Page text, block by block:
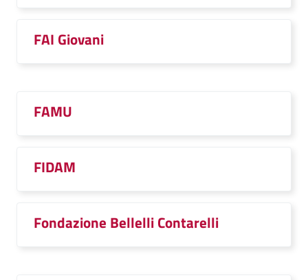
FAI Giovani
FAMU
FIDAM
Fondazione Bellelli Contarelli